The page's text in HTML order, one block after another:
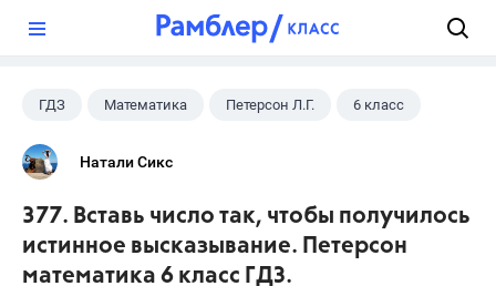
ГДЗ Математика Петерсон Л.Г. 6 класс
Натали Сикс
377. Вставь число так, чтобы получилось
истинное высказывание. Петерсон
математика 6 класс ГДЗ.